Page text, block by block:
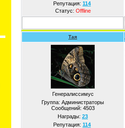
Репутация: 114
Статус: Offline
Тая
Генералиссимус
Группа: Администраторы
Сообщений: 4503
Награды: 23
Репутация: 114